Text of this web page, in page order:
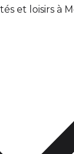
et loisirs à